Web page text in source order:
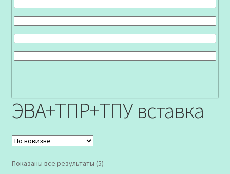
ЭВА+ТПР+ТПУ вставка
Показаны все результаты (5)Сортировка: